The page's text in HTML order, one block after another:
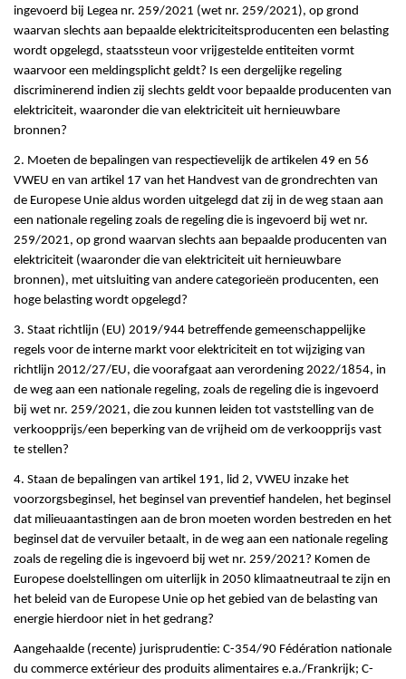
ingevoerd bij Legea nr. 259/2021 (wet nr. 259/2021), op grond
waarvan slechts aan bepaalde elektriciteitsproducenten een belasting
wordt opgelegd, staatssteun voor vrijgestelde entiteiten vormt
waarvoor een meldingsplicht geldt? Is een dergelijke regeling
discriminerend indien zij slechts geldt voor bepaalde producenten van
elektriciteit, waaronder die van elektriciteit uit hernieuwbare
bronnen?
2. Moeten de bepalingen van respectievelijk de artikelen 49 en 56
VWEU en van artikel 17 van het Handvest van de grondrechten van
de Europese Unie aldus worden uitgelegd dat zij in de weg staan aan
een nationale regeling zoals de regeling die is ingevoerd bij wet nr.
259/2021, op grond waarvan slechts aan bepaalde producenten van
elektriciteit (waaronder die van elektriciteit uit hernieuwbare
bronnen), met uitsluiting van andere categorieën producenten, een
hoge belasting wordt opgelegd?
3. Staat richtlijn (EU) 2019/944 betreffende gemeenschappelijke
regels voor de interne markt voor elektriciteit en tot wijziging van
richtlijn 2012/27/EU, die voorafgaat aan verordening 2022/1854, in
de weg aan een nationale regeling, zoals de regeling die is ingevoerd
bij wet nr. 259/2021, die zou kunnen leiden tot vaststelling van de
verkoopprijs/een beperking van de vrijheid om de verkoopprijs vast
te stellen?
4. Staan de bepalingen van artikel 191, lid 2, VWEU inzake het
voorzorgsbeginsel, het beginsel van preventief handelen, het beginsel
dat milieuaantastingen aan de bron moeten worden bestreden en het
beginsel dat de vervuiler betaalt, in de weg aan een nationale regeling
zoals de regeling die is ingevoerd bij wet nr. 259/2021? Komen de
Europese doelstellingen om uiterlijk in 2050 klimaatneutraal te zijn en
het beleid van de Europese Unie op het gebied van de belasting van
energie hierdoor niet in het gedrang?
Aangehaalde (recente) jurisprudentie: C-354/90 Fédération nationale
du commerce extérieur des produits alimentaires e.a./Frankrijk; C-